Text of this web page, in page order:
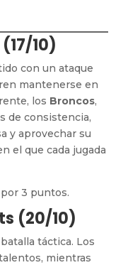
10)
con un ataque
mantenerse en
los Broncos,
de consistencia,
y aprovechar su
el que cada jugada
3 puntos.
(20/10)
táctica. Los
mientras